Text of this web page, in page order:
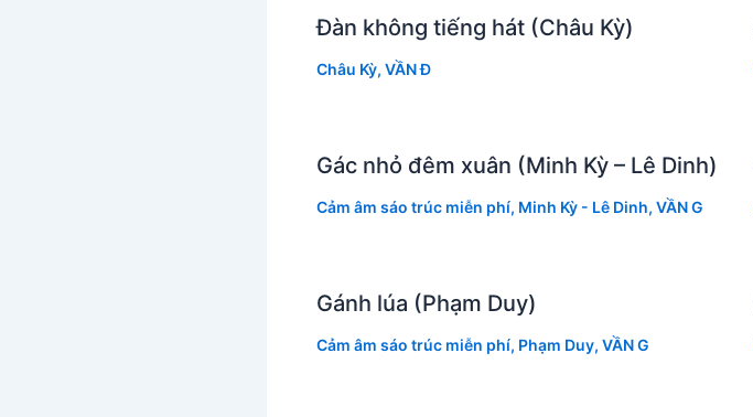
Đàn không tiếng hát (Châu Kỳ)
Châu Kỳ, VẦN Đ
Gác nhỏ đêm xuân (Minh Kỳ – Lê Dinh)
Cảm âm sáo trúc miễn phí, Minh Kỳ - Lê Dinh, VẦN G
Gánh lúa (Phạm Duy)
Cảm âm sáo trúc miễn phí, Phạm Duy, VẦN G